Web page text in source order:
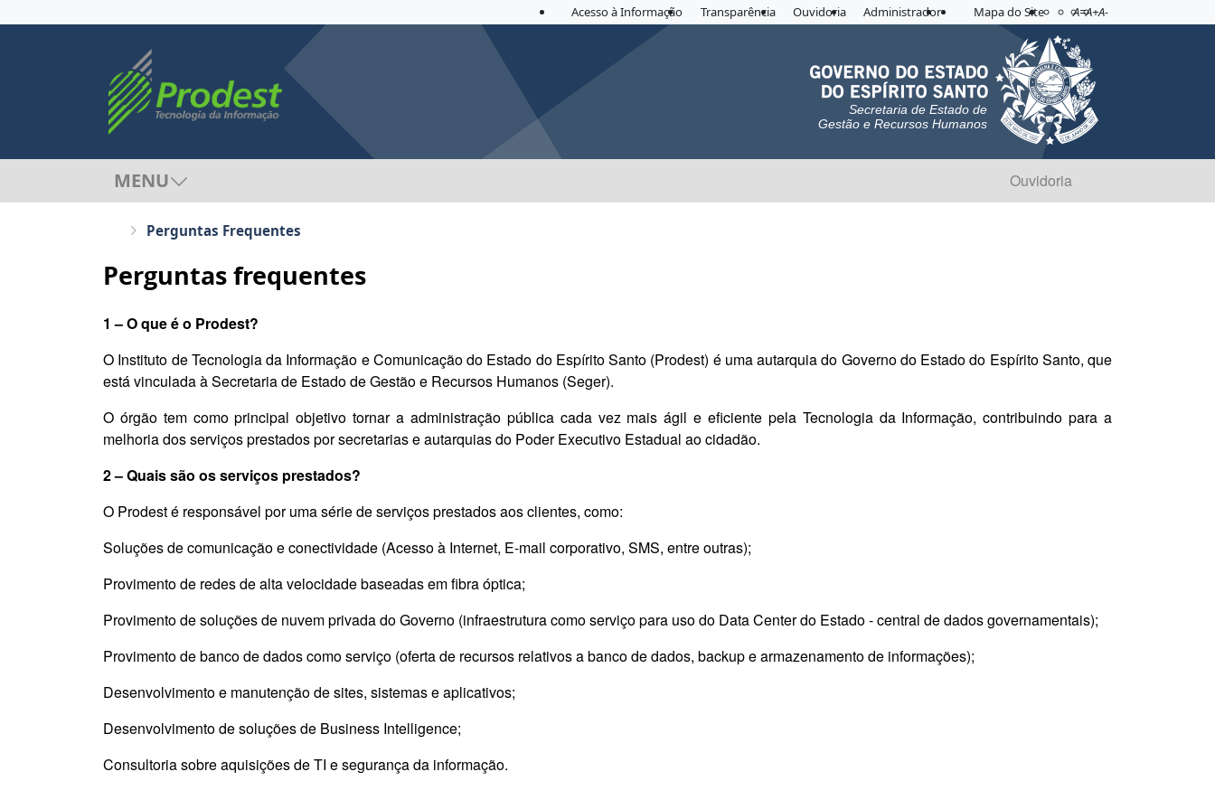
Acesso à Informação Transparência Ouvidoria Administrador Mapa do Site Acessibilidade
Aplicar contraste
A=A+A-
Secretaria de Estado de
Gestão e Recursos Humanos
MENU Ouvidoria
Perguntas Frequentes
Perguntas frequentes
1 – O que é o Prodest?
O Instituto de Tecnologia da Informação e Comunicação do Estado do Espírito Santo (Prodest) é uma autarquia do Governo do Estado do Espírito Santo, que
está vinculada à Secretaria de Estado de Gestão e Recursos Humanos (Seger).
O órgão tem como principal objetivo tornar a administração pública cada vez mais ágil e eficiente pela Tecnologia da Informação, contribuindo para a
melhoria dos serviços prestados por secretarias e autarquias do Poder Executivo Estadual ao cidadão.
2 – Quais são os serviços prestados?
O Prodest é responsável por uma série de serviços prestados aos clientes, como:
Soluções de comunicação e conectividade (Acesso à Internet, E-mail corporativo, SMS, entre outras);
Provimento de redes de alta velocidade baseadas em fibra óptica;
Provimento de soluções de nuvem privada do Governo (infraestrutura como serviço para uso do Data Center do Estado - central de dados governamentais);
Provimento de banco de dados como serviço (oferta de recursos relativos a banco de dados, backup e armazenamento de informações);
Desenvolvimento e manutenção de sites, sistemas e aplicativos;
Desenvolvimento de soluções de Business Intelligence;
Consultoria sobre aquisições de TI e segurança da informação.